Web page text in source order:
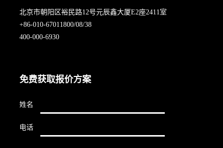
北京市朝阳区裕民路12号元辰鑫大厦E2座2411室
+86-010-67011800/08/38
400-000-6930
免费获取报价方案
姓名
电话